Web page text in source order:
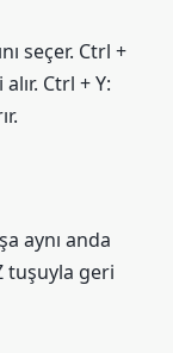
seçer. Ctrl +
Ctrl + Y:
aynı anda
tuşuyla geri